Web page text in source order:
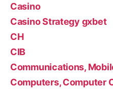
Casino
Casino Strategy gxbet
CH
CIB
Communications,
Computers, Computer